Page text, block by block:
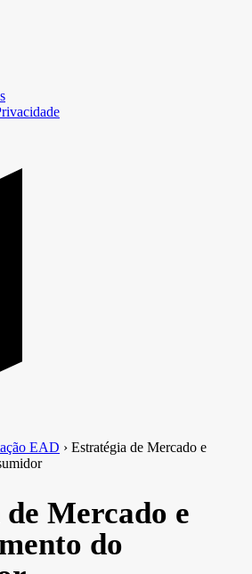
EAD › Estratégia de Mercado e
Mercado e
do